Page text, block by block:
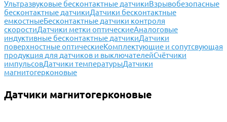
Ультразвуковые бесконтактные датчикиВзрывобезопасные
бесконтактные датчикиДатчики бесконтактные
емкостныеБесконтактные датчики контроля
скоростиДатчики метки оптическиеАналоговые
индуктивные бесконтактные датчикиДатчики
поверхностные оптическиеКомплектующие и сопутсвующая
продукция для датчиков и выключателейСчётчики
импульсовДатчики температурыДатчики
магнитогерконовые
Датчики магнитогерконовые